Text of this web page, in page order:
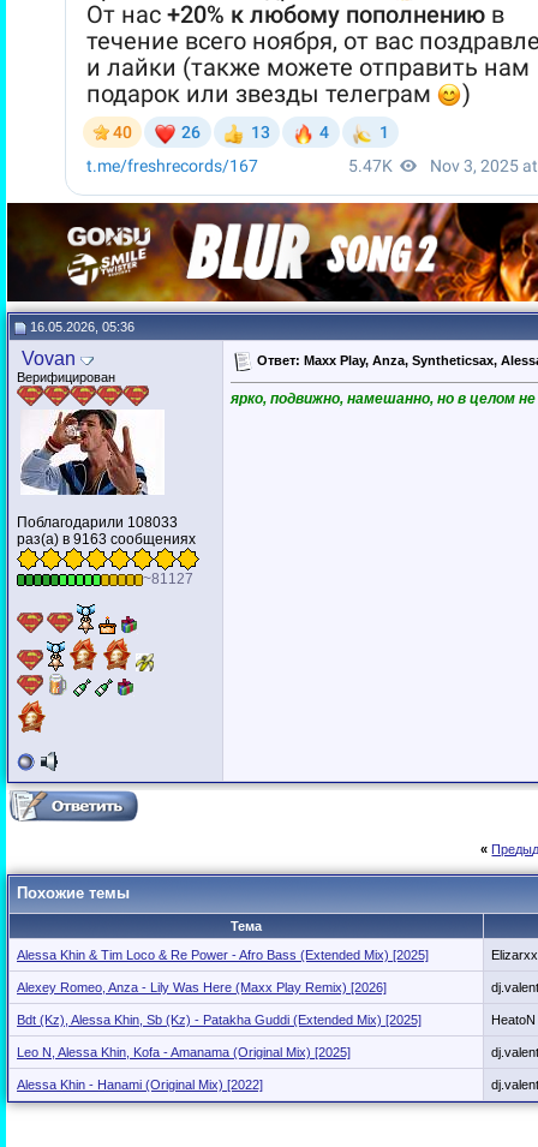
16.05.2026, 05:36
Vovan
Верифицирован
Поблагодарили 108033
раз(а) в 9163 сообщениях
~81127
Ответ: Maxx Play, Anza, Syntheticsax,
ярко, подвижно, намешанно, но в целом
«
Похожие темы
Тема
Alessa Khin & Tim Loco & Re Power - Afro Bass (Extended Mix) [2025]
Alexey Romeo, Anza - Lily Was Here (Maxx Play Remix) [2026]
Bdt (Kz), Alessa Khin, Sb (Kz) - Patakha Guddi (Extended Mix) [2025] HeatoN
Leo N, Alessa Khin, Kofa - Amanama (Original Mix) [2025]
Alessa Khin - Hanami (Original Mix) [2022]